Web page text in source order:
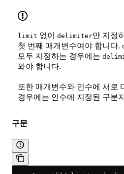
limit 없이 delimiter만 지정
첫 번째 매개변수여야 합니다.
모두 지정하는 경우에는
와야 합니다.
또한 매개변수와 인수에 서로
경우에는 인수에 지정된 구분
구문